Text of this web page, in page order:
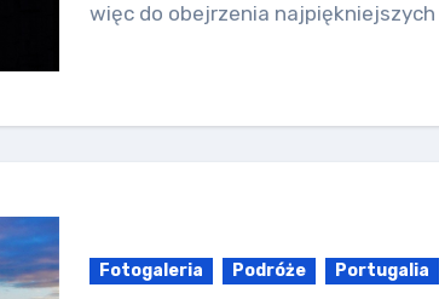
więc do obejrzenia
Fotogaleria Podróże Portugalia